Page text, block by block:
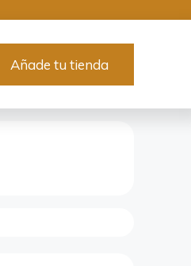
Añade tu tienda